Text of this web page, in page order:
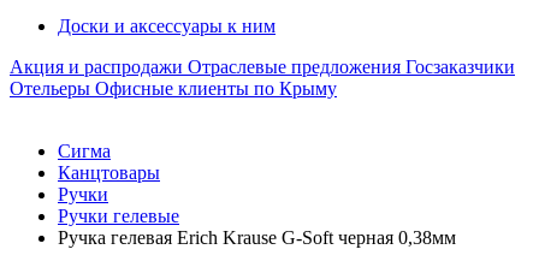
Доски и аксессуары к ним
Акция и распродажи Отраслевые предложения Госзаказчики
Отельеры Офисные клиенты по Крыму
Сигма
Канцтовары
Ручки
Ручки гелевые
Ручка гелевая Erich Krause G-Soft черная 0,38мм